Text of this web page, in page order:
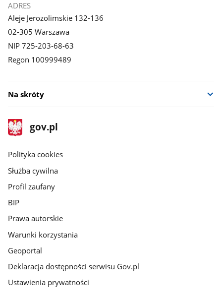
ADRES
Aleje Jerozolimskie 132-136
02-305 Warszawa
NIP 725-203-68-63
Regon 100999489
Na skróty
stopka
gov.pl
Strona
gov.pl
gov.pl
Polityka cookies
Służba cywilna
Profil zaufany
BIP
Prawa autorskie
Warunki korzystania
Geoportal
Deklaracja dostępności serwisu Gov.pl
Ustawienia prywatności